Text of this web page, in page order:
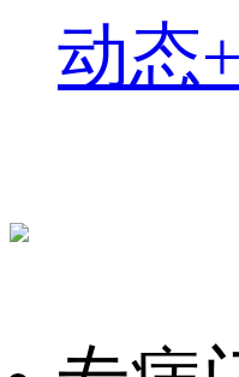
动态+